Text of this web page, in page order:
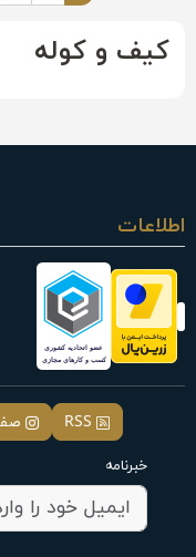
کیف و کوله
اطلاعات
RSS
خبرنامه